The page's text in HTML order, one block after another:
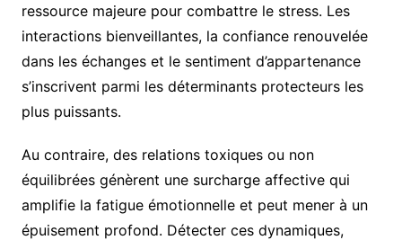
ressource majeure pour combattre le stress. Les
interactions bienveillantes, la confiance renouvelée
dans les échanges et le sentiment d’appartenance
s’inscrivent parmi les déterminants protecteurs les
plus puissants.
Au contraire, des relations toxiques ou non
équilibrées génèrent une surcharge affective qui
amplifie la fatigue émotionnelle et peut mener à un
épuisement profond. Détecter ces dynamiques,